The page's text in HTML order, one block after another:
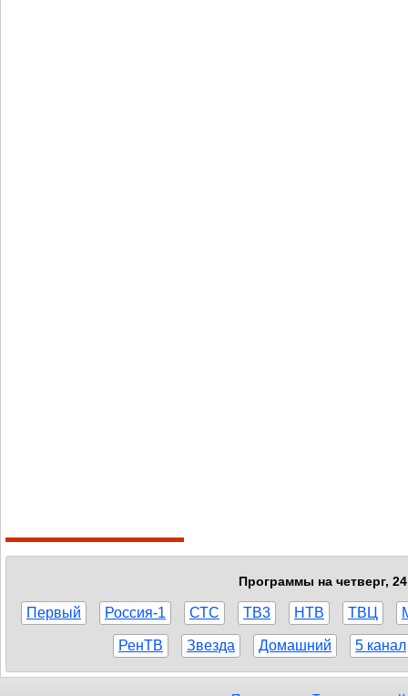
Программы на четверг,
Первый Россия-1 СТС ТВ3 НТВ ТВЦ
РенТВ Звезда Домашний 5 канал